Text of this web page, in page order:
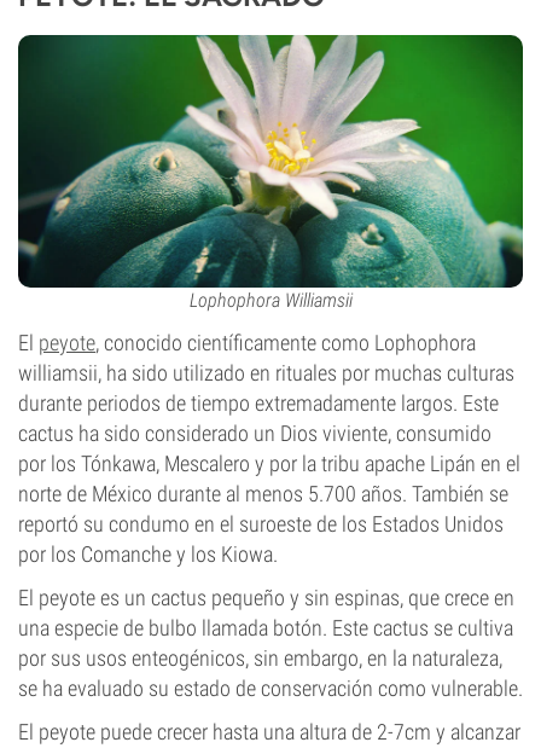
Lophophora Williamsii
El peyote, conocido científicamente como Lophophora
williamsii, ha sido utilizado en rituales por muchas culturas
durante periodos de tiempo extremadamente largos. Este
cactus ha sido considerado un Dios viviente, consumido
por los Tónkawa, Mescalero y por la tribu apache Lipán en el
norte de México durante al menos 5.700 años. También se
reportó su condumo en el suroeste de los Estados Unidos
por los Comanche y los Kiowa.
El peyote es un cactus pequeño y sin espinas, que crece en
una especie de bulbo llamada botón. Este cactus se cultiva
por sus usos enteogénicos, sin embargo, en la naturaleza,
se ha evaluado su estado de conservación como vulnerable.
El peyote puede crecer hasta una altura de 2-7cm y alcanzar